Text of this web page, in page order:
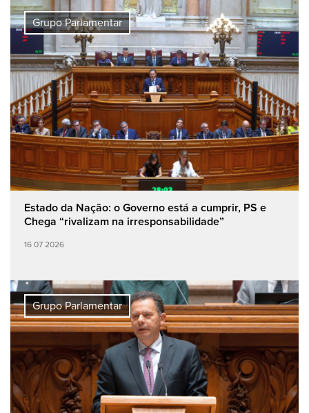
Grupo Parlamentar
Estado da Nação: o Governo está a cumprir, PS e
Chega “rivalizam na irresponsabilidade”
16 07 2026
Grupo Parlamentar